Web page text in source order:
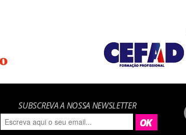
SUBSCREVA A NOSSA NEWSLETTER